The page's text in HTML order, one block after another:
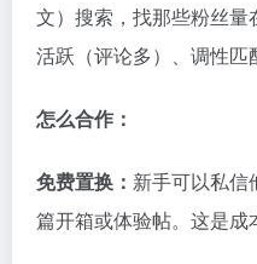
文）搜索，找那些粉丝
活跃（评论多）、调性匹
怎么合作：
免费置换： 新手可以私信
篇开箱或体验帖。这是成